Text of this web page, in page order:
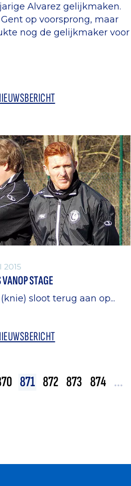
Alvarez gelijkmaken.
op voorsprong, maar
nog de gelijkmaker voor
2015
STAGE
sloot terug aan op...
871 872 873 874 ...